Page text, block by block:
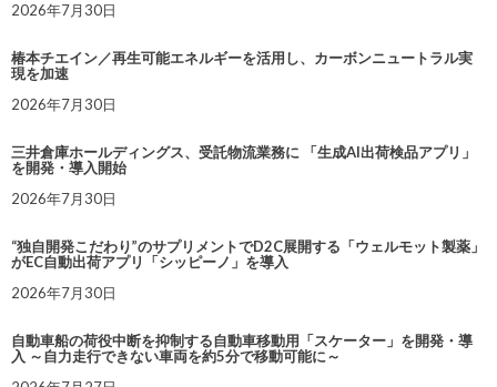
2026年7月30日
椿本チエイン／再生可能エネルギーを活用し、カーボンニュートラル実
現を加速
2026年7月30日
三井倉庫ホールディングス、受託物流業務に 「生成AI出荷検品アプリ」
を開発・導入開始
2026年7月30日
“独自開発こだわり”のサプリメントでD2C展開する「ウェルモット製薬」
がEC自動出荷アプリ「シッピーノ」を導入
2026年7月30日
自動車船の荷役中断を抑制する自動車移動用「スケーター」を開発・導
入 ～自力走行できない車両を約5分で移動可能に～